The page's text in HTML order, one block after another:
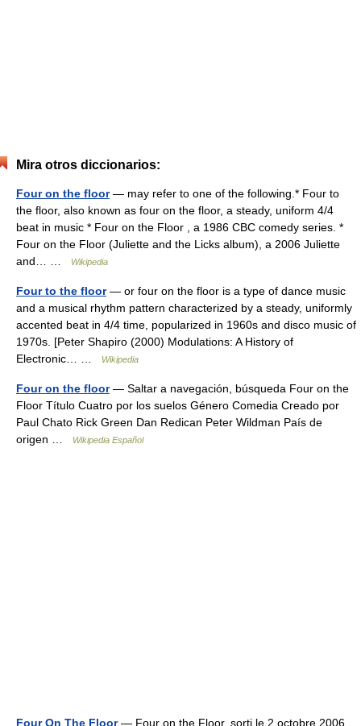
Mira otros diccionarios:
Four on the floor— may refer to one of the following.* Four to
the floor, also known as four on the floor, a steady, uniform 4/4
beat in music * Four on the Floor , a 1986 CBC comedy series. *
Four on the Floor (Juliette and the Licks album), a 2006 Juliette
and… …
Wikipedia
Four to the floor— or four on the floor is a type of dance music
and a musical rhythm pattern characterized by a steady, uniformly
accented beat in 4/4 time, popularized in 1960s and disco music of
1970s. [Peter Shapiro (2000) Modulations: A History of
Electronic… …
Wikipedia
Four on the floor— Saltar a navegación, búsqueda Four on the
Floor Título Cuatro por los suelos Género Comedia Creado por
Paul Chato Rick Green Dan Redican Peter Wildman País de
origen …
Wikipedia Español
Four On The Floor— Four on the Floor, sorti le 2 octobre 2006